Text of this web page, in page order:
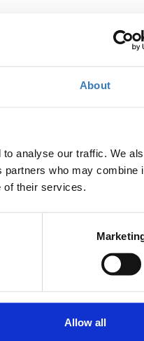
About
analyse our traffic. We
who may combine
of their services.
Allow all
Επικοινωνία
Επικοινωνήστε με
Πότε;
Πέμπτη, 30 Ιουνίου
Παρασκευή, 1 Ιουλίου